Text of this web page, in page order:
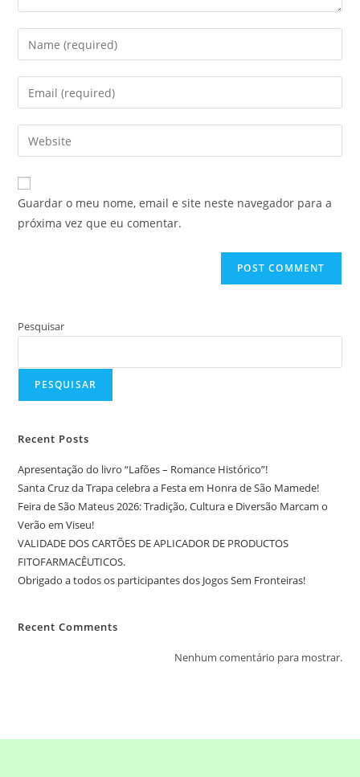
Guardar o meu nome, email e site neste navegador para a
próxima vez que eu comentar.
Pesquisar
PESQUISAR
Recent Posts
Apresentação do livro “Lafões – Romance Histórico”!
Santa Cruz da Trapa celebra a Festa em Honra de São Mamede!
Feira de São Mateus 2026: Tradição, Cultura e Diversão Marcam o
Verão em Viseu!
VALIDADE DOS CARTÕES DE APLICADOR DE PRODUCTOS
FITOFARMACÊUTICOS.
Obrigado a todos os participantes dos Jogos Sem Fronteiras!
Recent Comments
Nenhum comentário para mostrar.